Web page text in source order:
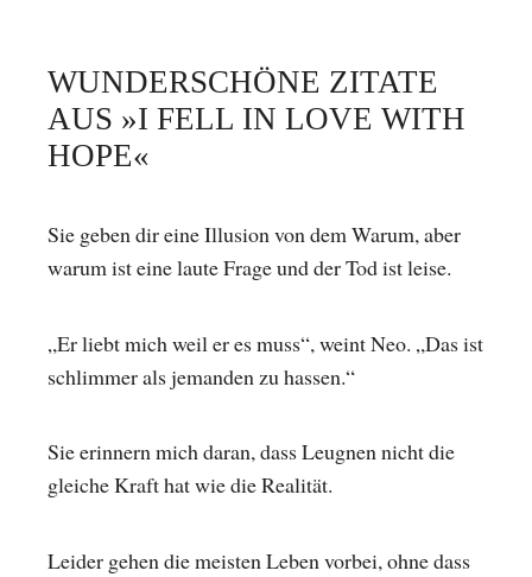
WUNDERSCHÖNE ZITATE
AUS »I FELL IN LOVE WITH
HOPE«
Sie geben dir eine Illusion von dem Warum, aber
warum ist eine laute Frage und der Tod ist leise.
„Er liebt mich weil er es muss“, weint Neo. „Das ist
schlimmer als jemanden zu hassen.“
Sie erinnern mich daran, dass Leugnen nicht die
gleiche Kraft hat wie die Realität.
Leider gehen die meisten Leben vorbei, ohne dass